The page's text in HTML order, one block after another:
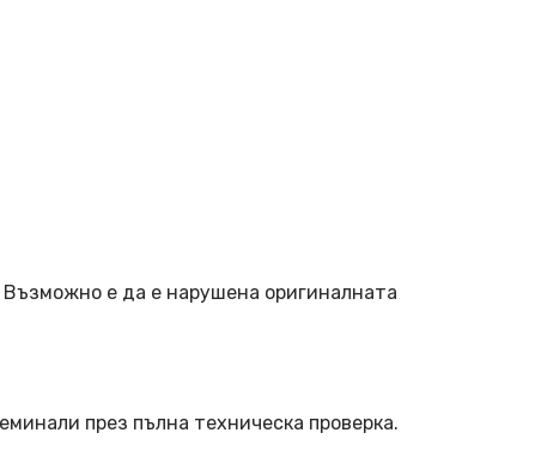
е да е нарушена оригиналната
през пълна техническа проверка.